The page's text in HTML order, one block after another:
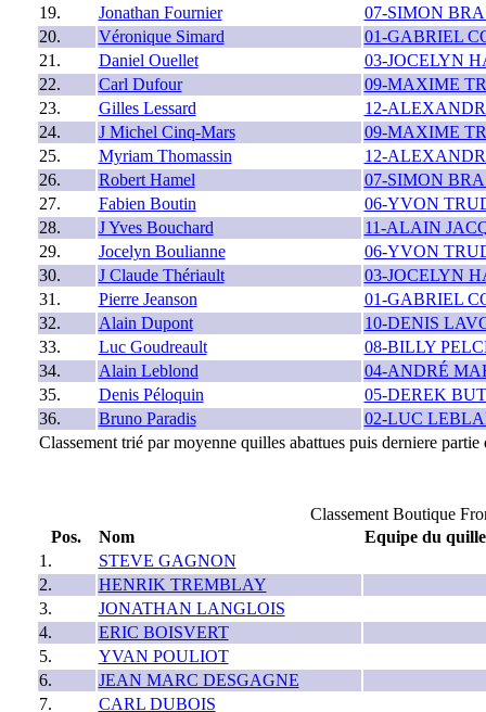
19. Jonathan Fournier
07-SIMON
20.
Véronique Simard
01-GABRIEL
21.
Daniel Ouellet
03-JOCELYN
22.
Carl Dufour
09-MAXIME
23.
Gilles Lessard
12-
24.
J Michel Cinq-Mars
09-MAXIME
25.
Myriam Thomassin
12-
26.
Robert Hamel
07-SIMON
27.
Fabien Boutin
06-YVON
28.
J Yves Bouchard
11-ALAIN
29.
Jocelyn Boulianne
06-YVON
30.
J Claude Thériault
03-JOCELYN
31.
Pierre Jeanson
01-GABRIEL
32.
Alain Dupont
10-DENIS
33.
Luc Goudreault
08-BILLY
34.
Alain Leblond
04-ANDRÉ
35.
Denis Péloquin
05-DEREK
36.
Bruno Paradis
02-LUC
Classement trié par moyenne quilles abattues puis derniere
Classement Boutique
Pos.
Nom
Equipe du
1.
STEVE GAGNON
2.
HENRIK TREMBLAY
3.
JONATHAN LANGLOIS
4.
ERIC BOISVERT
5.
YVAN POULIOT
6.
JEAN MARC DESGAGNE
7.
CARL DUBOIS